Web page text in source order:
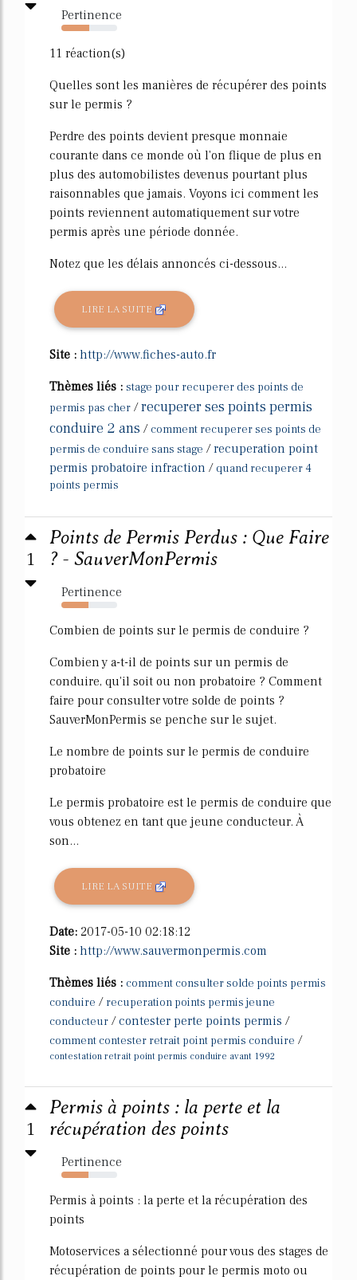
Pertinence
50%
11 réaction(s)
Quelles sont les manières de récupérer des points
sur le permis ?
Perdre des points devient presque monnaie
courante dans ce monde où l'on flique de plus en
plus des automobilistes devenus pourtant plus
raisonnables que jamais. Voyons ici comment les
points reviennent automatiquement sur votre
permis après une période donnée.
Notez que les délais annoncés ci-dessous...
LIRE LA SUITE
Site : http://www.fiches-auto.fr
Thèmes liés : stage pour recuperer des points de
permis pas cher /recuperer ses points permis
conduire 2 ans / comment recuperer ses points de
permis de conduire sans stage /recuperation point
permis probatoire infraction / quand recuperer 4
points permis
1
Points de Permis Perdus : Que Faire
? - SauverMonPermis
Pertinence
49%
Combien de points sur le permis de conduire ?
Combien y a-t-il de points sur un permis de
conduire, qu'il soit ou non probatoire ? Comment
faire pour consulter votre solde de points ?
SauverMonPermis se penche sur le sujet.
Le nombre de points sur le permis de conduire
probatoire
Le permis probatoire est le permis de conduire que
vous obtenez en tant que jeune conducteur. À
son...
LIRE LA SUITE
Date: 2017-05-10 02:18:12
Site : http://www.sauvermonpermis.com
Thèmes liés : comment consulter solde points permis
conduire / recuperation points permis jeune
conducteur /contester perte points permis /
comment contester retrait point permis conduire /
contestation retrait point permis conduire avant 1992
1
Permis à points : la perte et la
récupération des points
Pertinence
48%
Permis à points : la perte et la récupération des
points
Motoservices a sélectionné pour vous des stages de
récupération de points pour le permis moto ou